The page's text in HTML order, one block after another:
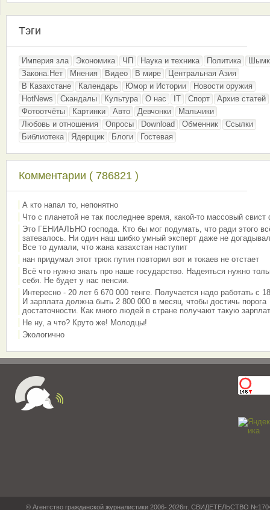
Тэги
Империя зла Экономика ЧП Наука и техника Политика
Закона.Нет
Мнения Видео В мире
Центральная Азия
В Казахстане
Календарь Юмор и Истории
Новости оружия
HotNews
Скандалы Культура О нас IT Спорт
Архив статей
Фотоотчёты
Картинки Авто Девчонки
Мальчики
Любовь и отношения
Опросы Download Обменник
Ссылки
Библиотека
Ядерщик Блоги Гостевая
Комментарии ( 786821 )
А кто напал то, непонятно
Что с планетой не так последнее время, какой-то массовый свист
Это ГЕНИАЛЬНО господа. Кто бы мог подумать, что ради этого
затевалось. Ни один наш шибко умный эксперт даже не
Все то думали, что жана казахстан наступит
нан придумал этот трюк путин повторил вот и токаев не отстает
Всё что нужно знать про наше государство. Надеяться нужно
себя. Не будет у нас пенсии.
Интересно - 20 лет 6 670 000 тенге. Получается надо работать с
И зарплата должна быть 2 800 000 в месяц, чтобы достичь порога
достаточности. Как много людей в стране получают такую
Не ну, а что? Круто же! Молодцы!
Экологично
© Агентство гражданской журналистики 2006- 2026гг. СВИДЕТЕЛЬСТВО